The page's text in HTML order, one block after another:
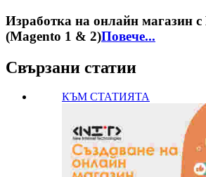
Изработка на онлайн магазин
(Magento 1 & 2)Повече...
Свързани статии
КЪМ СТАТИЯТА